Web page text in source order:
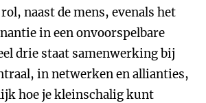
naast de mens, evenals het
in een onvoorspelbare
drie staat samenwerking bij
in netwerken en allianties,
hoe je kleinschalig kunt